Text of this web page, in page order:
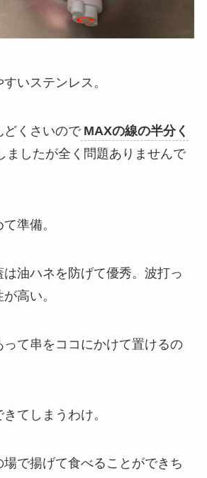
いステンレス。
どくさいので MAXの線の半分く
ましたが全く問題ありませんで
準備。
油ハネを防げて優秀。波打っ
高い。
って串をココにかけて置けるの
てしまうわけ。
で揚げて食べることができち